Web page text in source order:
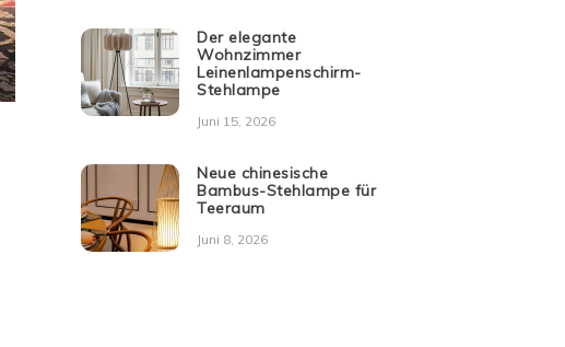
Der elegante
Wohnzimmer
Leinenlampenschirm-
Stehlampe
Juni 15, 2026
Neue chinesische
Bambus-Stehlampe für
Teeraum
Juni 8, 2026